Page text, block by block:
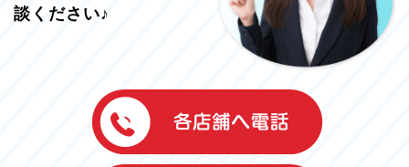
談ください♪
伊藤車輌（本社）
050-5851-0337
グッドワン浜松